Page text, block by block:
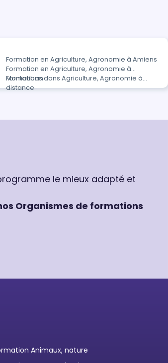
Formation en Agriculture, Agronomie à Amiens
Formation en Agriculture, Agronomie à
Montauban
Formations dans Agriculture, Agronomie à
distance
le mieux adapté et
Organismes de formations
Animaux, nature